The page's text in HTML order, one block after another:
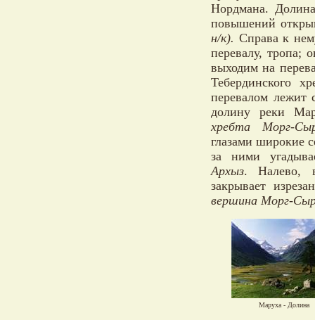
Нордмана.
повышений
н/к). Справа к
перевалу, тропа;
выходим на
Тебердинского
перевалом лежит
долину реки
хребта Морг-
глазами широкие
за ними
Архыз. Налево, в
закрывает
вершина Морг-
Маруха - Долина